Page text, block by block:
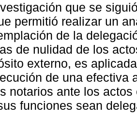
que se
permitió realizar un
de la
de nulidad de los
externo, es
de una efectiva
notarios ante los
funciones sean